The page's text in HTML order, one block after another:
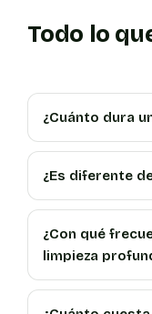
Todo lo
¿Cuánto dura
¿Es diferente
¿Con qué
limpieza